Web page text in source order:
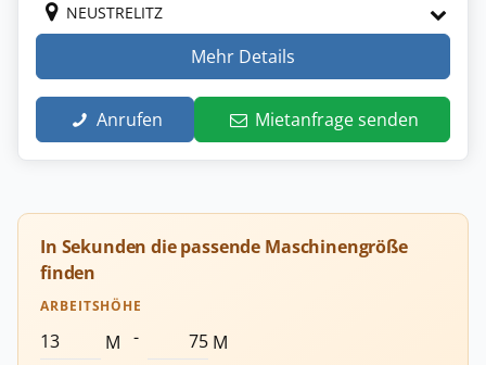
NEUSTRELITZ
Mehr Details
Anrufen Mietanfrage senden
In Sekunden die passende Maschinengröße
finden
ARBEITSHÖHE
M - M